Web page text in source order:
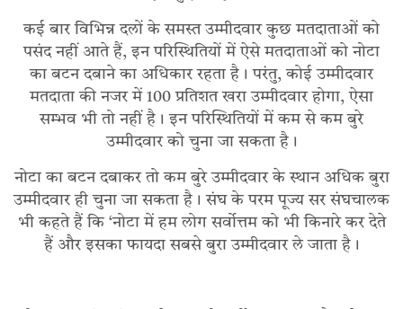
कई बार विभिन्न दलों के समस्त उम्मीदवार कुछ मतदाताओं को
पसंद नहीं आते हैं, इन परिस्थितियों में ऐसे मतदाताओं को नोटा
का बटन दबाने का अधिकार रहता है। परंतु, कोई उम्मीदवार
मतदाता की नजर में 100 प्रतिशत खरा उम्मीदवार होगा, ऐसा
सम्भव भी तो नहीं है। इन परिस्थितियों में कम से कम बुरे
उम्मीदवार को चुना जा सकता है।
नोटा का बटन दबाकर तो कम बुरे उम्मीदवार के स्थान अधिक बुरा
उम्मीदवार ही चुना जा सकता है। संघ के परम पूज्य सर संघचालक
भी कहते हैं कि ‘नोटा में हम लोग सर्वोत्तम को भी किनारे कर देते
हैं और इसका फायदा सबसे बुरा उम्मीदवार ले जाता है।